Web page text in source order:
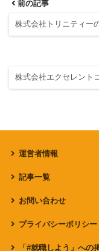
前の記事
株式会社トリニティー
株式会社エクセレント
運営者情報
記事一覧
お問い合わせ
プライバシーポリシー
「#就職しよう」への